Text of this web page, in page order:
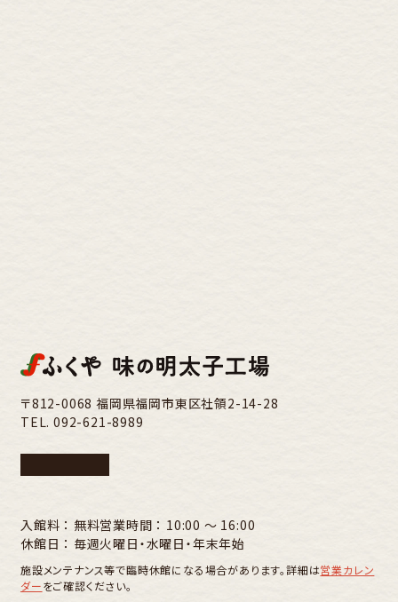
〒812-0068 福岡県福岡市東区社領2-14-28
TEL. 092-621-8989
入館料 ： 無料営業時間 ： 10:00 〜 16:00
休館日 ： 毎週火曜日・水曜日・年末年始
施設メンテナンス等で臨時休館になる場合があります。詳細は営業カレン
ダーをご確認ください。